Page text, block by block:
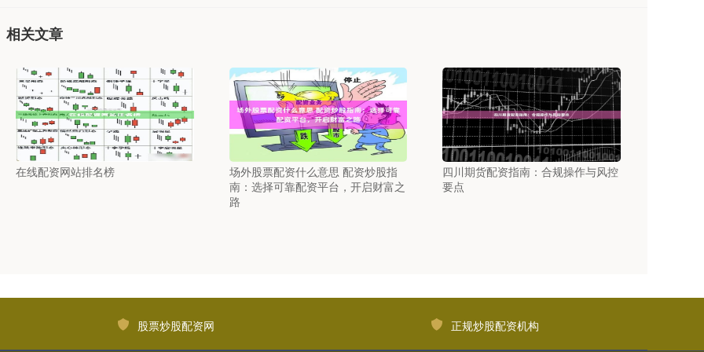
相关文章
在线配资网站排名榜
场外股票配资什么意思 配资炒股指
南：选择可靠配资平台，开启财富之
路
四川期货配资指南：合规操作与风控
要点
股票炒股配资网 正规炒股配资机构